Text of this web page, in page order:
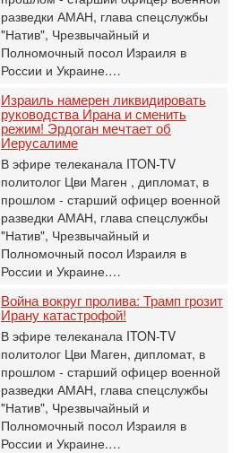
разведки АМАН, глава спецслужбы
"Натив", ‎Чрезвычайный и
Полномочный посол Израиля в
России и Украине.…
Израиль намерен ликвидировать
руководства Ирана и сменить
режим! Эрдоган мечтает об
Иерусалиме
В эфире телеканала ITON-TV
политолог Цви Маген , дипломат, в
прошлом - старший офицер военной
разведки АМАН, глава спецслужбы
"Натив", ‎Чрезвычайный и
Полномочный посол Израиля в
России и Украине.…
Война вокруг пролива: Трамп грозит
Ирану катастрофой!
В эфире телеканала ITON-TV
политолог Цви Маген, дипломат, в
прошлом - старший офицер военной
разведки АМАН, глава спецслужбы
"Натив", ‎Чрезвычайный и
Полномочный посол Израиля в
России и Украине.…